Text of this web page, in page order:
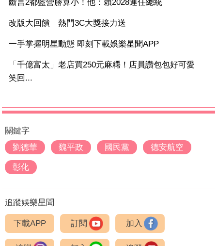
斷言2都藍營勝算小！他：賴2028連任總統
改版大回饋 熱門3C大獎接力送
一手掌握明星動態 即刻下載娛樂星聞APP
「千億富太」老店買250元麻糬！店員讚包包好可愛
笑回...
關鍵字
劉德華
魏平政 國民黨 德安航空
彰化
追蹤娛樂星聞
下載APP 訂閱 加入